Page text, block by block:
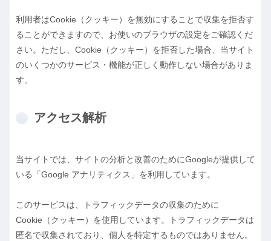
利用者はCookie（クッキー）を無効にすることで収集を拒否す
ることができますので、お使いのブラウザの設定をご確認くだ
さい。ただし、Cookie（クッキー）を拒否した場合、当サイト
のいくつかのサービス・機能が正しく動作しない場合がありま
す。
アクセス解析
当サイトでは、サイトの分析と改善のためにGoogleが提供して
いる「Google アナリティクス」を利用しています。
このサービスは、トラフィックデータの収集のために
Cookie（クッキー）を使用しています。トラフィックデータは
匿名で収集されており、個人を特定するものではありません。